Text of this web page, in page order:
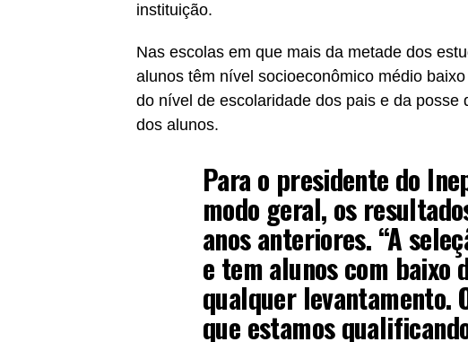
instituição.
Nas escolas em que mais da metade dos
alunos têm nível socioeconômico médio
do nível de escolaridade dos pais e da
dos alunos.
Para o presidente do
modo geral, os
anos anteriores. “A
e tem alunos com baixo
qualquer levantamento.
que estamos